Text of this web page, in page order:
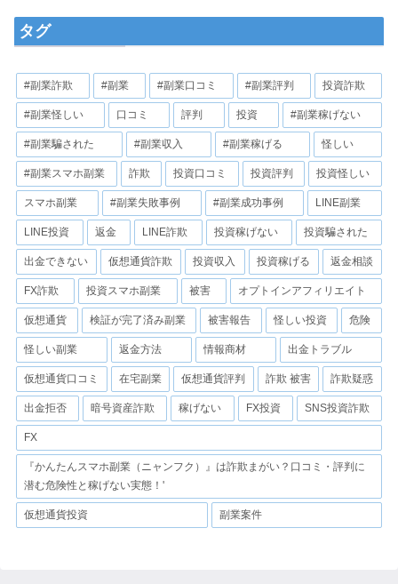
タグ
#副業詐欺 #副業 #副業口コミ #副業評判 投資詐欺
#副業怪しい 口コミ 評判 投資 #副業稼げない
#副業騙された #副業収入 #副業稼げる 怪しい
#副業スマホ副業 詐欺 投資口コミ 投資評判 投資怪しい
スマホ副業 #副業失敗事例 #副業成功事例 LINE副業
LINE投資 返金 LINE詐欺 投資稼げない 投資騙された
出金できない 仮想通貨詐欺 投資収入 投資稼げる 返金相談
FX詐欺 投資スマホ副業 被害 オプトインアフィリエイト
仮想通貨 検証が完了済み副業 被害報告 怪しい投資 危険
怪しい副業 返金方法 情報商材 出金トラブル
仮想通貨口コミ 在宅副業 仮想通貨評判 詐欺 被害 詐欺疑惑
出金拒否 暗号資産詐欺 稼げない FX投資 SNS投資詐欺
FX
『かんたんスマホ副業（ニャンフク）』は詐欺まがい？口コミ・評判に
潜む危険性と稼げない実態！'
仮想通貨投資 副業案件